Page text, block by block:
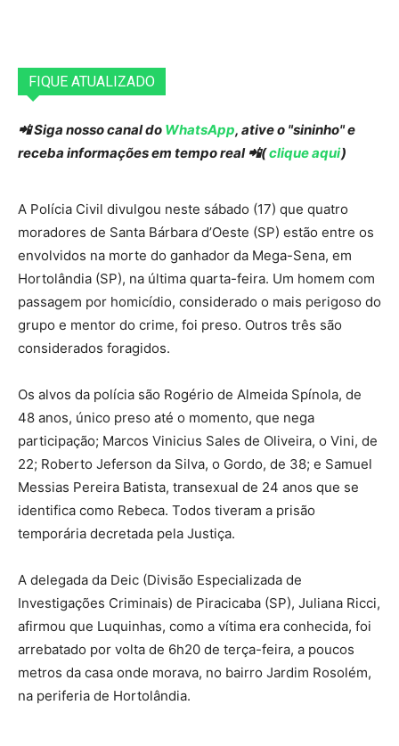
FIQUE ATUALIZADO
📲 Siga nosso canal do WhatsApp, ative o "sininho" e
receba informações em tempo real 📲(clique aqui)
A Polícia Civil divulgou neste sábado (17) que quatro
moradores de Santa Bárbara d’Oeste (SP) estão entre os
envolvidos na morte do ganhador da Mega-Sena, em
Hortolândia (SP), na última quarta-feira. Um homem com
passagem por homicídio, considerado o mais perigoso do
grupo e mentor do crime, foi preso. Outros três são
considerados foragidos.
Os alvos da polícia são Rogério de Almeida Spínola, de
48 anos, único preso até o momento, que nega
participação; Marcos Vinicius Sales de Oliveira, o Vini, de
22; Roberto Jeferson da Silva, o Gordo, de 38; e Samuel
Messias Pereira Batista, transexual de 24 anos que se
identifica como Rebeca. Todos tiveram a prisão
temporária decretada pela Justiça.
A delegada da Deic (Divisão Especializada de
Investigações Criminais) de Piracicaba (SP), Juliana Ricci,
afirmou que Luquinhas, como a vítima era conhecida, foi
arrebatado por volta de 6h20 de terça-feira, a poucos
metros da casa onde morava, no bairro Jardim Rosolém,
na periferia de Hortolândia.